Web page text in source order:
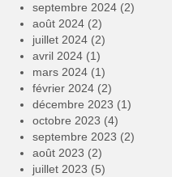
septembre 2024 (2)
août 2024 (2)
juillet 2024 (2)
avril 2024 (1)
mars 2024 (1)
février 2024 (2)
décembre 2023 (1)
octobre 2023 (4)
septembre 2023 (2)
août 2023 (2)
juillet 2023 (5)